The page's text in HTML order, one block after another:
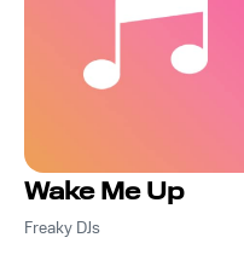
Wake Me Up
Freaky DJs